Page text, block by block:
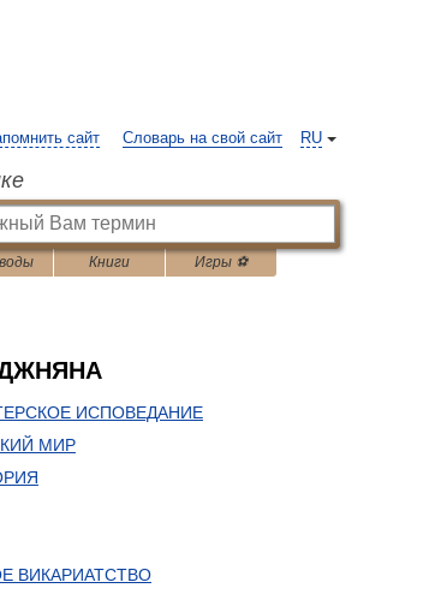
RU
сайт Словарь на свой сайт
Книги Игры ⚽
ИСПОВЕДАНИЕ
МИР
ВИКАРИАТСТВО